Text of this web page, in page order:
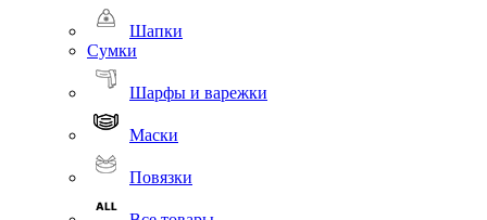
Шапки
Сумки
Шарфы и варежки
Маски
Повязки